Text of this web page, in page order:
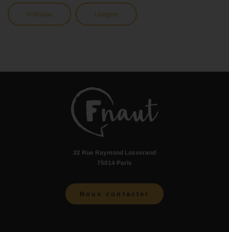
Politique Usagers
32 Rue Raymond Losserand
75014 Paris
Nous contacter